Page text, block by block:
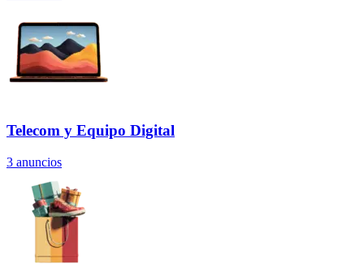
Telecom y Equipo Digital
3 anuncios